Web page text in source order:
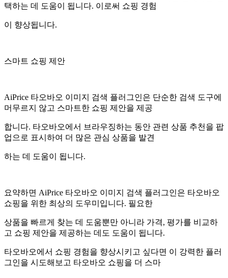
택하는 데 도움이 됩니다. 이로써 쇼핑 경험
이 향상됩니다.
스마트 쇼핑 제안
AiPrice 타오바오 이미지 검색 플러그인은 단순한 검색 도구에
머무르지 않고 스마트한 쇼핑 제안을 제공
합니다. 타오바오에서 브라우징하는 동안 관련 상품 추천을 팝
업으로 표시하여 더 많은 관심 상품을 발견
하는 데 도움이 됩니다.
요약하면 AiPrice 타오바오 이미지 검색 플러그인은 타오바오
쇼핑을 위한 최상의 도우미입니다. 필요한
상품을 빠르게 찾는 데 도움뿐만 아니라 가격, 평가를 비교하
고 쇼핑 제안을 제공하는 데도 도움이 됩니다.
타오바오에서 쇼핑 경험을 향상시키고 싶다면 이 강력한 플러
그인을 시도해보고 타오바오 쇼핑을 더 스마